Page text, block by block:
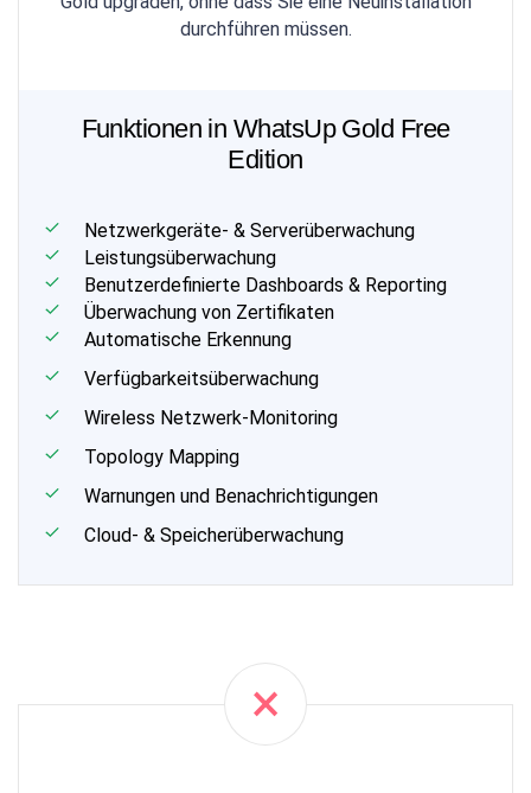
durchführen müssen.
Funktionen in WhatsUp Gold Free
Edition
Netzwerkgeräte- & Serverüberwachung
Leistungsüberwachung
Benutzerdefinierte Dashboards & Reporting
Überwachung von Zertifikaten
Automatische Erkennung
Verfügbarkeitsüberwachung
Wireless Netzwerk-Monitoring
Topology Mapping
Warnungen und Benachrichtigungen
Cloud- & Speicherüberwachung